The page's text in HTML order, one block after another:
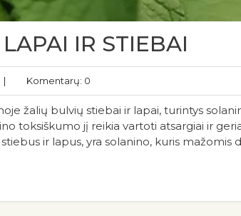
IR STIEBAI
| Komentarų: 0
žalių bulvių stiebai ir lapai, turintys
toksiškumo jį reikia vartoti atsargiai ir
ir lapus, yra solanino, kuris